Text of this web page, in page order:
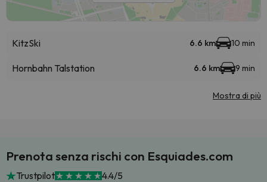
KitzSki 6.6 km 10 min
Hornbahn Talstation 6.6 km 9 min
Mostra di più
Prenota senza rischi con Esquiades.com
Trustpilot 4.4/5